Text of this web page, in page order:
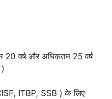
20 वर्ष और अधिकतम 25 वर्ष
)
ITBP, SSB ) के लिए